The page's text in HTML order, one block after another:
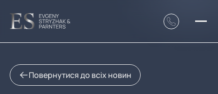
Повернутися до всіх новин